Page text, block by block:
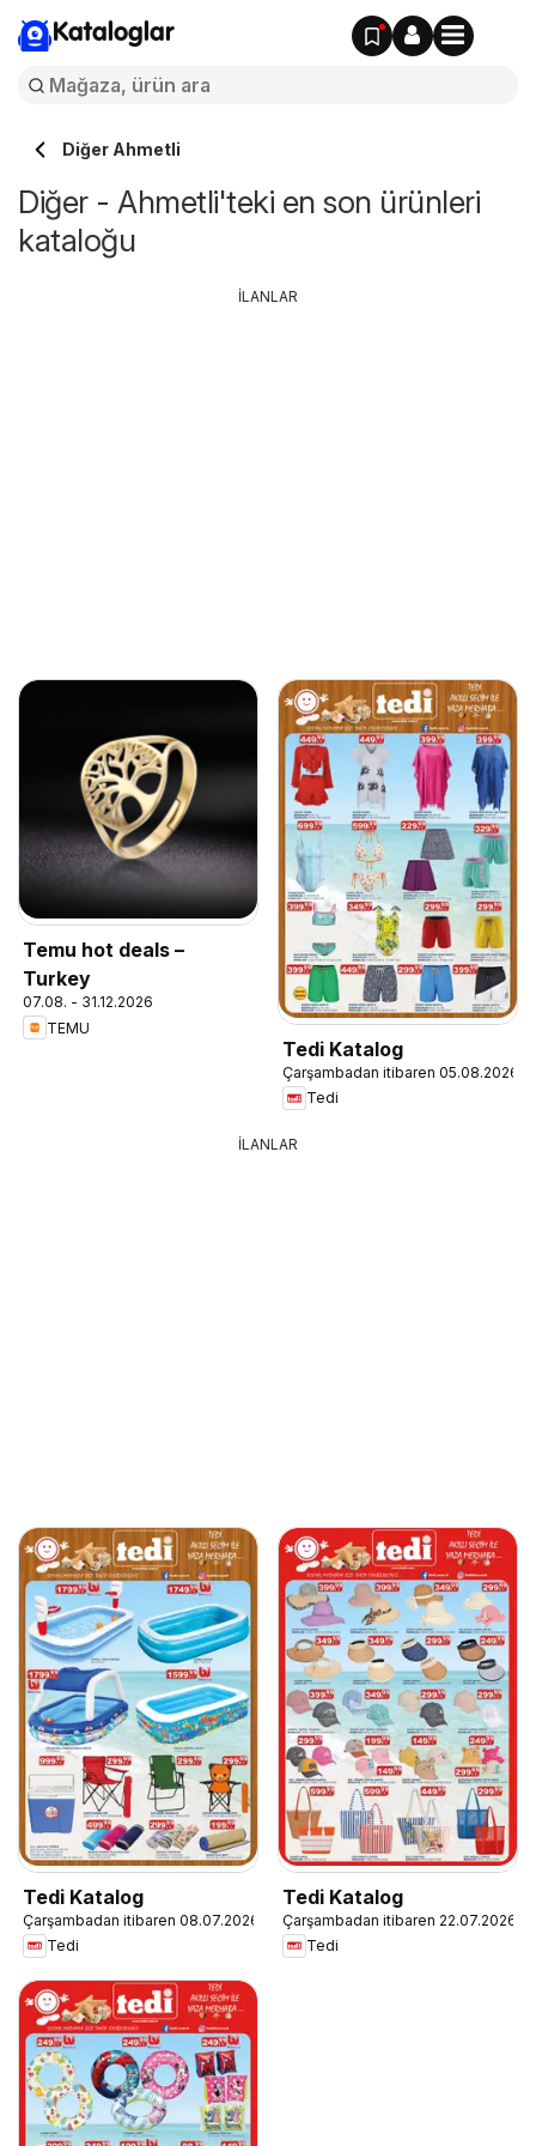
Kataloglar
Diğer Ahmetli
Diğer - Ahmetli'teki en son ürünleri
kataloğu
Temu hot deals –
Turkey
07.08. - 31.12.2026
TEMU
Tedi Katalog
Çarşambadan itibaren 05.08.2026
Tedi
İLANLAR
İLANLAR
Tedi Katalog
Çarşambadan itibaren 08.07.2026
Tedi
Tedi Katalog
Çarşambadan itibaren 22.07.2026
Tedi